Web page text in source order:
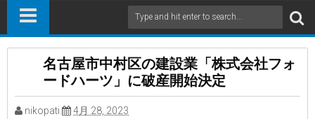
名古屋市中村区の建設業「株式会社フォ
ードハーツ」に破産開始決定
nikopati 4月 28, 2023